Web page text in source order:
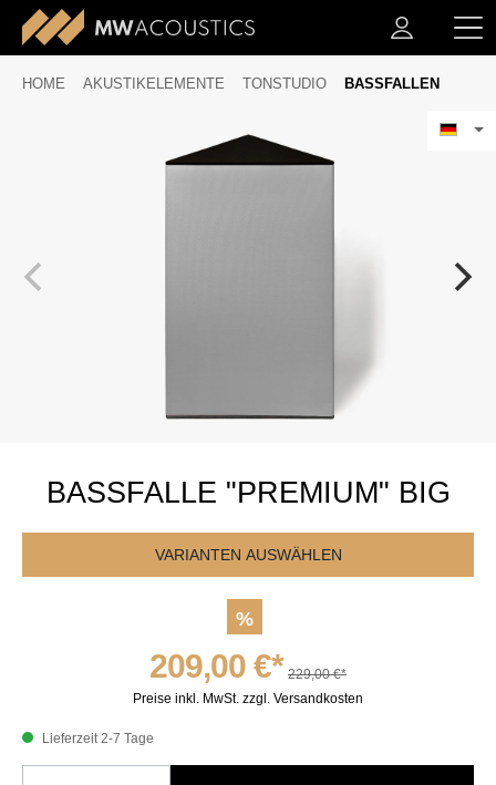
HOME AKUSTIKELEMENTE TONSTUDIO BASSFALLEN
BASSFALLE "PREMIUM" BIG
VARIANTEN AUSWÄHLEN
%
209,00 €* 229,00 €*
Preise inkl. MwSt. zzgl. Versandkosten
Lieferzeit 2-7 Tage